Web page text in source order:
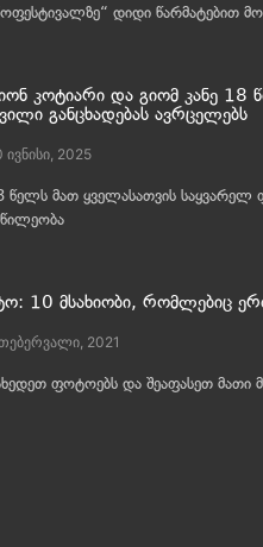
დიდი წარმატებით
კოტიარი და გიომ კანე
განცხადებას ავრცელებს
ივნისი, 2025
წელს მათ ყველასათვის საყვარელ
10 მსახიობი, რომლებიც
2021
ფოტოებს და შეაფასეთ მათი